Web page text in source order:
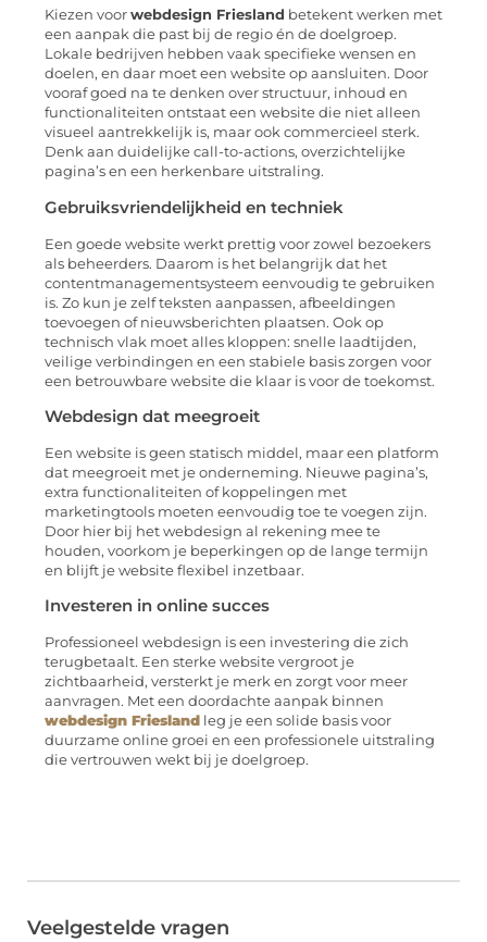
Kiezen voor webdesign Friesland betekent werken met
een aanpak die past bij de regio én de doelgroep.
Lokale bedrijven hebben vaak specifieke wensen en
doelen, en daar moet een website op aansluiten. Door
vooraf goed na te denken over structuur, inhoud en
functionaliteiten ontstaat een website die niet alleen
visueel aantrekkelijk is, maar ook commercieel sterk.
Denk aan duidelijke call-to-actions, overzichtelijke
pagina’s en een herkenbare uitstraling.
Gebruiksvriendelijkheid en techniek
Een goede website werkt prettig voor zowel bezoekers
als beheerders. Daarom is het belangrijk dat het
contentmanagementsysteem eenvoudig te gebruiken
is. Zo kun je zelf teksten aanpassen, afbeeldingen
toevoegen of nieuwsberichten plaatsen. Ook op
technisch vlak moet alles kloppen: snelle laadtijden,
veilige verbindingen en een stabiele basis zorgen voor
een betrouwbare website die klaar is voor de toekomst.
Webdesign dat meegroeit
Een website is geen statisch middel, maar een platform
dat meegroeit met je onderneming. Nieuwe pagina’s,
extra functionaliteiten of koppelingen met
marketingtools moeten eenvoudig toe te voegen zijn.
Door hier bij het webdesign al rekening mee te
houden, voorkom je beperkingen op de lange termijn
en blijft je website flexibel inzetbaar.
Investeren in online succes
Professioneel webdesign is een investering die zich
terugbetaalt. Een sterke website vergroot je
zichtbaarheid, versterkt je merk en zorgt voor meer
aanvragen. Met een doordachte aanpak binnen
webdesign Friesland leg je een solide basis voor
duurzame online groei en een professionele uitstraling
die vertrouwen wekt bij je doelgroep.
Veelgestelde vragen